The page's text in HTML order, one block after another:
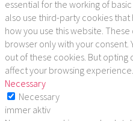
essential for the working of
also use third-party cookies
how you use this website.
browser only with your
out of these cookies. But
affect your browsing experience.
Necessary
Necessary
immer aktiv